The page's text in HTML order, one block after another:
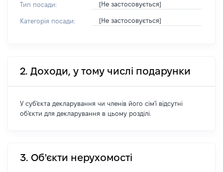
Тип посади: [Не застосовується]
Категорія посади: [Не застосовується]
2. Доходи, у тому числі подарунки
У суб'єкта декларування чи членів його сім'ї відсутні
об'єкти для декларування в цьому розділі.
3. Об'єкти нерухомості